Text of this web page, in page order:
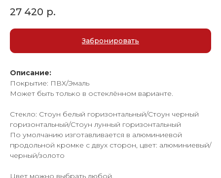
27 420 р.
Забронировать
Описание:
Покрытие: ПВХ/Эмаль
Может быть только в остеклённом варианте.
Стекло: Стоун белый горизонтальный/Стоун черный
горизонтальный/Стоун лунный горизонтальный
По умолчанию изготавливается в алюминиевой
продольной кромке с двух сторон, цвет: алюминиевый/
черный/золото
Цвет можно выбрать любой.